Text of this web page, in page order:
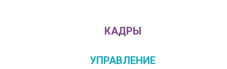
КАДРЫ
УПРАВЛЕНИЕ